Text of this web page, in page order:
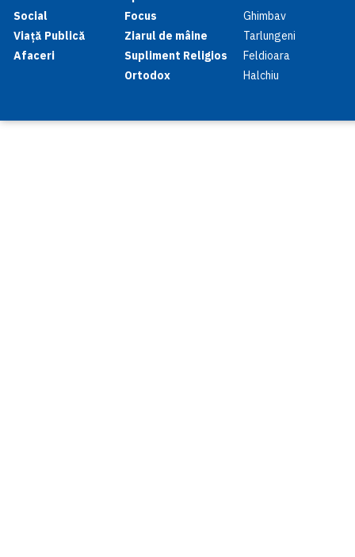
Social
Viață Publică
Afaceri
Focus
Ziarul de mâine
Supliment Religios
Ortodox
Ghimbav
Tarlungeni
Feldioara
Halchiu